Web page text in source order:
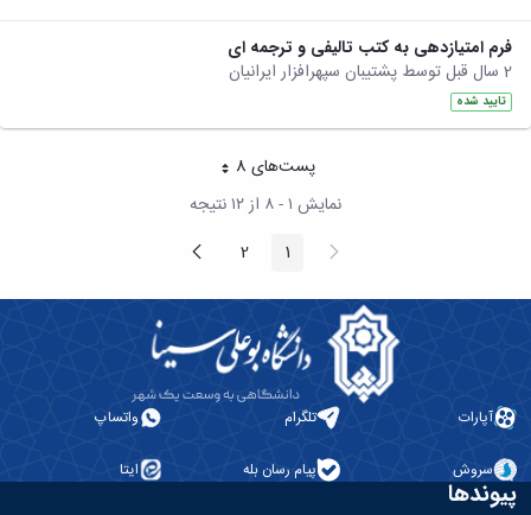
فرم امتیازدهی به کتب تالیفی و ترجمه ای
تایید شده
پست‌‌های 8هر صفحه
نمایش ۱ - ۸ از ۱۲ نتیجه
پیغام
قبلی صفحه صفحه صفحه
بعد
آپارات تلگرام واتساپ
سروش پیام رسان بله ایتا
پیوندها